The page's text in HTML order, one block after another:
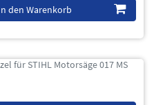
den Warenkorb
für STIHL Motorsäge 017 MS